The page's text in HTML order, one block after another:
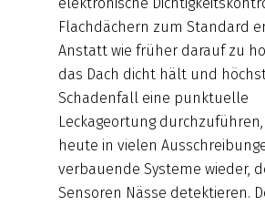
Flachdächern zum Standard
Anstatt wie früher darauf zu
das Dach dicht hält und
Schadenfall eine punktuelle
Leckageortung
heute in vielen
verbauende Systeme wieder,
Sensoren Nässe detektieren.